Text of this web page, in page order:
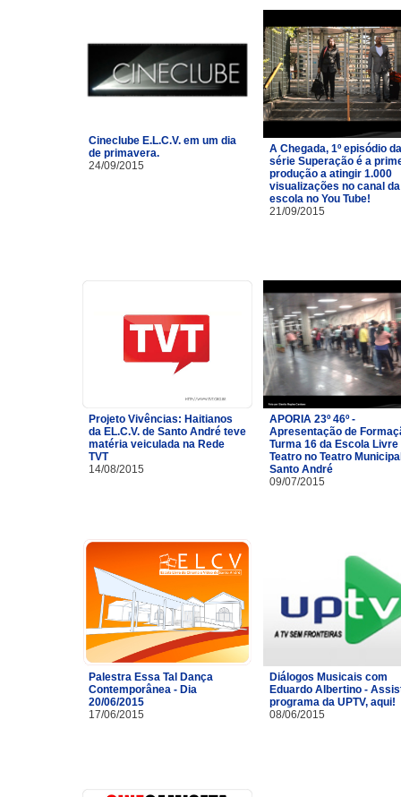
Cineclube E.L.C.V. em um dia
de primavera.
24/09/2015
A Chegada, 1º episódio
série Superação é a
produção a atingir 1.000
visualizações no canal da
escola no You Tube!
21/09/2015
Projeto Vivências: Haitianos
da EL.C.V. de Santo André teve
matéria veiculada na Rede
TVT
14/08/2015
APORIA 23º 46º -
Apresentação de
Turma 16 da Escola Livre
Teatro no Teatro
Santo André
09/07/2015
Palestra Essa Tal Dança
Contemporânea - Dia
20/06/2015
17/06/2015
Diálogos Musicais com
Eduardo Albertino -
programa da UPTV, aqui!
08/06/2015